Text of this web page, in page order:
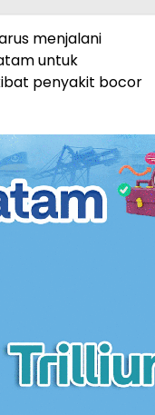
menjalani
untuk
penyakit bocor